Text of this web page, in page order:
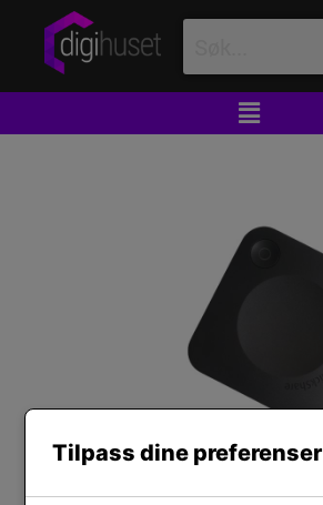
Tilpass dine preferenser